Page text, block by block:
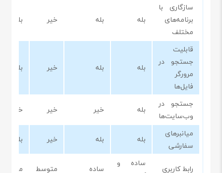
سازگاری با
برنامه‌های
مختلف
بله بله خیر بله
قابلیت
جستجو در
مرورگر
فایل‌ها
بله بله خیر بله
جستجو در
وب‌سایت‌ها
بله خیر خیر
خیر
میانبرهای
سفارشی
بله بله خیر بله
رابط کاربری
ساده و
ساده متوسط متوسط